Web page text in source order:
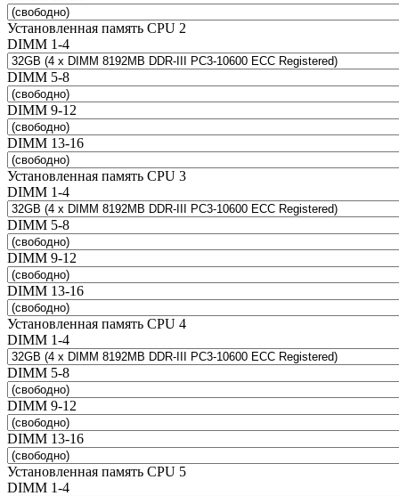
Установленная память CPU 2
DIMM 1-4
DIMM 5-8
DIMM 9-12
DIMM 13-16
Установленная память CPU 3
DIMM 1-4
DIMM 5-8
DIMM 9-12
DIMM 13-16
Установленная память CPU 4
DIMM 1-4
DIMM 5-8
DIMM 9-12
DIMM 13-16
Установленная память CPU 5
DIMM 1-4